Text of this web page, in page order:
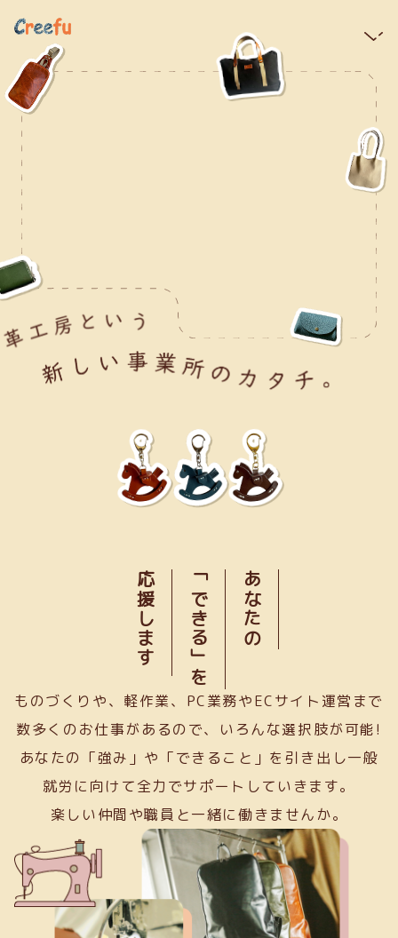
あなたの
「できる」を
応援します
ものづくりや、軽作業、PC業務やECサイト運営まで
数多くのお仕事があるので、いろんな選択肢が可能!
あなたの「強み」や「できること」を引き出し一般
就労に向けて全力でサポートしていきます。
楽しい仲間や職員と一緒に働きませんか。